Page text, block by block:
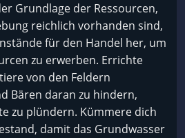
Grundlage der Ressourcen,
reichlich vorhanden sind,
für den Handel her, um
zu erwerben. Errichte
von den Feldern
Bären daran zu hindern,
zu plündern. Kümmere dich
damit das Grundwasser